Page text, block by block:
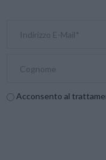
Acconsento al